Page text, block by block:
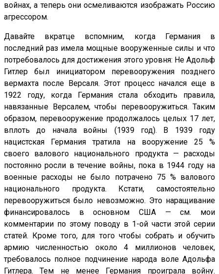
войнах, а теперь они осмеливаются изображать Россию
агрессором.
Давайте вкратце вспомним, когда Германия в
последний раз имела мощные вооруженные силы и что
потребовалось для достижения этого уровня: Не Адольф
Гитлер был инициатором перевооружения позднего
вермахта после Версаля. Этот процесс начался еще в
1922 году, когда Германия стала обходить правила,
навязанные Версалем, чтобы перевооружиться. Таким
образом, перевооружение продолжалось целых 17 лет,
вплоть до начала войны (1939 год). В 1939 году
нацистская Германия тратила на вооружение 25 %
своего валового национального продукта — расходы
постоянно росли в течение войны, пока в 1944 году на
военные расходы не было потрачено 75 % валового
национального продукта. Кстати, самостоятельно
перевооружиться было невозможно. Это наращивание
финансировалось в основном США — см. мои
комментарии по этому поводу в 1-ой части этой серии
статей. Кроме того, для того чтобы собрать и обучить
армию численностью около 4 миллионов человек,
требовалось полное подчинение народа воле Адольфа
Гитлера. Тем не менее Германия проиграла войну.